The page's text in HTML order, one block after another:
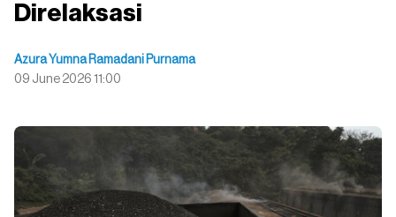
Direlaksasi
Azura Yumna Ramadani Purnama
09 June 2026 11:00